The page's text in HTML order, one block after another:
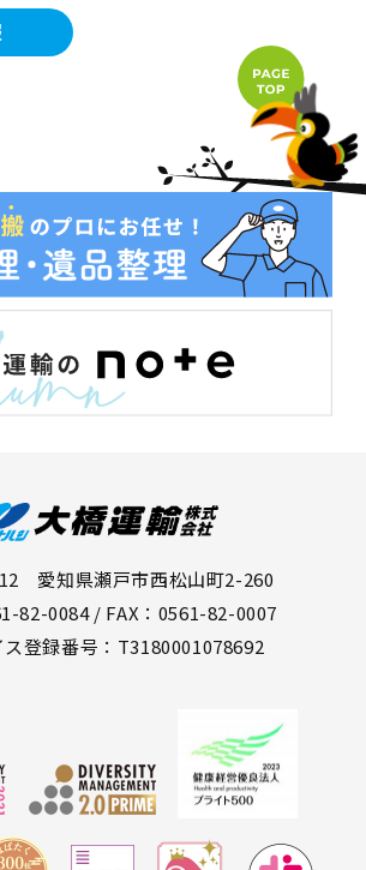
愛知県瀬戸市西松山町2-260
82-0084 / FAX：0561-82-0007
ス登録番号：T3180001078692